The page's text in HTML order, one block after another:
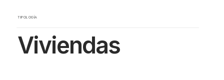
TIPOLOGÍA
Viviendas